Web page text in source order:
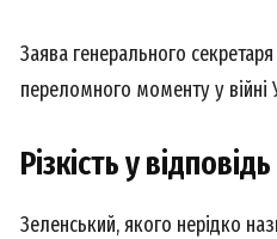
Заява генерального
переломного моменту у війні
Різкість у відповідь
Зеленський, якого нерідко